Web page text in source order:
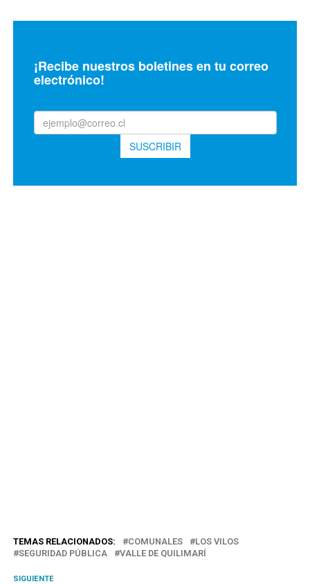
TEMAS RELACIONADOS: COMUNALES
LOS VILOS
SEGURIDAD PÚBLICA
VALLE DE QUILIMARÍ
SIGUIENTE